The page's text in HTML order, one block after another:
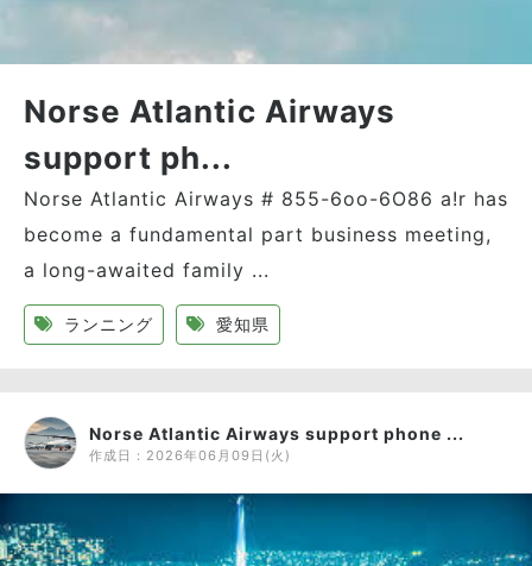
Norse Atlantic Airways
support ph...
Norse Atlantic Airways # 855-6oo-6O86 a!r has
become a fundamental part business meeting,
a long-awaited family ...
ランニング 愛知県
Norse Atlantic Airways support phone ...
作成日： 2026年06月09日(火)